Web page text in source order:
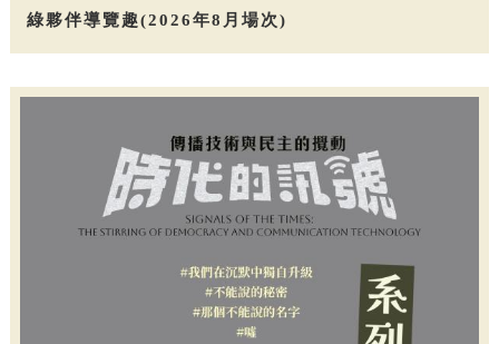
綠夥伴導覽趣(2026年8月場次)